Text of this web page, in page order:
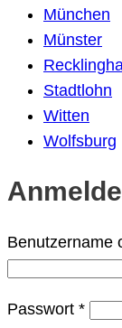
München
Münster
Stadtlohn
Witten
Wolfsburg
Benutzername
Passwort *